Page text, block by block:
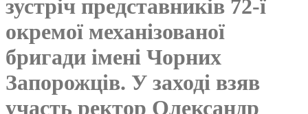
зустріч представників 72-ї
окремої механізованої
бригади імені Чорних
Запорожців. У заході взяв
участь ректор Олександр